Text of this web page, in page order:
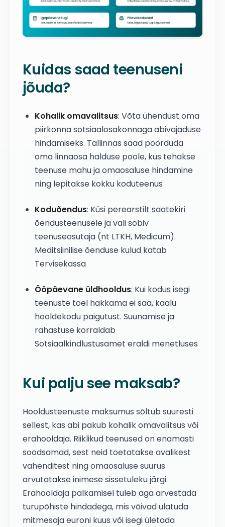
Kuidas saad teenuseni
jõuda?
Kohalik omavalitsus: Võta ühendust oma
piirkonna sotsiaalosakonnaga abivajaduse
hindamiseks. Tallinnas saad pöörduda
oma linnaosa halduse poole, kus tehakse
teenuse mahu ja omaosaluse hindamine
ning lepitakse kokku koduteenus
Koduõendus: Küsi perearstilt saatekiri
õendusteenusele ja vali sobiv
teenuseosutaja (nt LTKH, Medicum).
Meditsiinilise õenduse kulud katab
Tervisekassa
Ööpäevane üldhooldus: Kui kodus isegi
teenuste toel hakkama ei saa, kaalu
hooldekodu paigutust. Suunamise ja
rahastuse korraldab
Sotsiaalkindlustusamet eraldi menetluses
Kui palju see maksab?
Hooldusteenuste maksumus sõltub suuresti
sellest, kas abi pakub kohalik omavalitsus või
erahooldaja. Riiklikud teenused on enamasti
soodsamad, sest neid toetatakse avalikest
vahenditest ning omaosaluse suurus
arvutatakse inimese sissetuleku järgi.
Erahooldaja palkamisel tuleb aga arvestada
turupõhiste hindadega, mis võivad ulatuda
mitmesaja euroni kuus või isegi ületada